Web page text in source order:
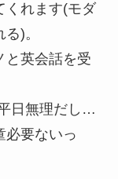
くれます(モダ
)。
と英会話を受
日無理だし…
必要ないっ